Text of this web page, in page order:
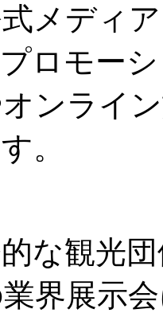
メディ
ロモー
ンライ
。
な観光
界展示